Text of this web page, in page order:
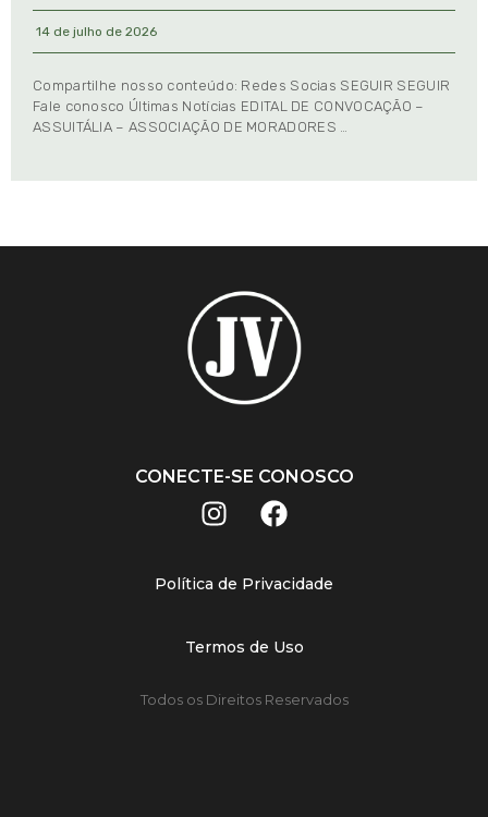
14 de julho de 2026
Compartilhe nosso conteúdo: Redes Socias SEGUIR SEGUIR
Fale conosco Últimas Notícias EDITAL DE CONVOCAÇÃO –
ASSUITÁLIA – ASSOCIAÇÃO DE MORADORES …
CONECTE-SE CONOSCO
Política de Privacidade
Termos de Uso
Todos os Direitos Reservados